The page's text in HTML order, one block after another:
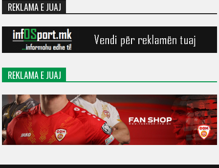
REKLAMA E JUAJ
REKLAMA E JUAJ